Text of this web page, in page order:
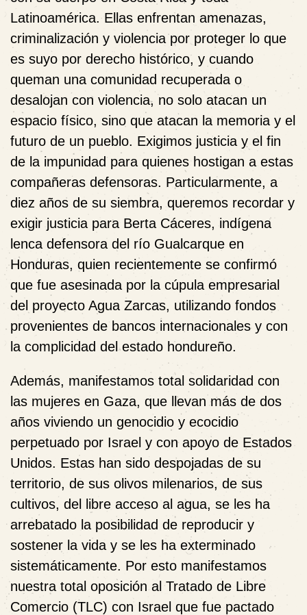
Latinoamérica. Ellas enfrentan amenazas,
criminalización y violencia por proteger lo que
es suyo por derecho histórico, y cuando
queman una comunidad recuperada o
desalojan con violencia, no solo atacan un
espacio físico, sino que atacan la memoria y el
futuro de un pueblo. Exigimos justicia y el fin
de la impunidad para quienes hostigan a estas
compañeras defensoras. Particularmente, a
diez años de su siembra, queremos recordar y
exigir justicia para Berta Cáceres, indígena
lenca defensora del río Gualcarque en
Honduras, quien recientemente se confirmó
que fue asesinada por la cúpula empresarial
del proyecto Agua Zarcas, utilizando fondos
provenientes de bancos internacionales y con
la complicidad del estado hondureño.
Además, manifestamos total solidaridad con
las mujeres en Gaza, que llevan más de dos
años viviendo un genocidio y ecocidio
perpetuado por Israel y con apoyo de Estados
Unidos. Estas han sido despojadas de su
territorio, de sus olivos milenarios, de sus
cultivos, del libre acceso al agua, se les ha
arrebatado la posibilidad de reproducir y
sostener la vida y se les ha exterminado
sistemáticamente. Por esto manifestamos
nuestra total oposición al Tratado de Libre
Comercio (TLC) con Israel que fue pactado